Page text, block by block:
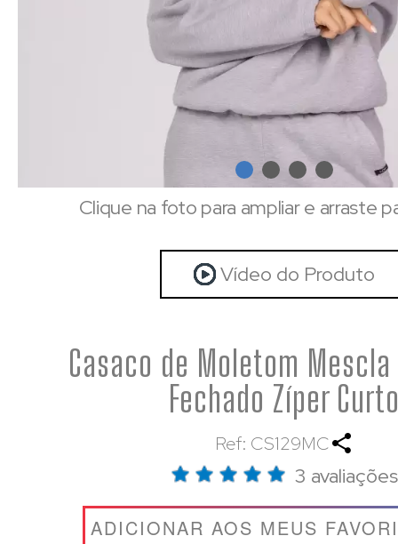
Clique na foto para ampliar e arraste
Vídeo do Produto
Casaco de Moletom Mescla
Fechado Zíper
Ref: CS129MC
3 avaliações
ADICIONAR AOS MEUS